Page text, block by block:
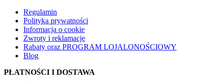
Regulamin
Polityka prywatności
Informacja o cookie
Zwroty i reklamacje
Rabaty oraz PROGRAM LOJALONOŚCIOWY
Blog
PŁATNOŚCI I DOSTAWA